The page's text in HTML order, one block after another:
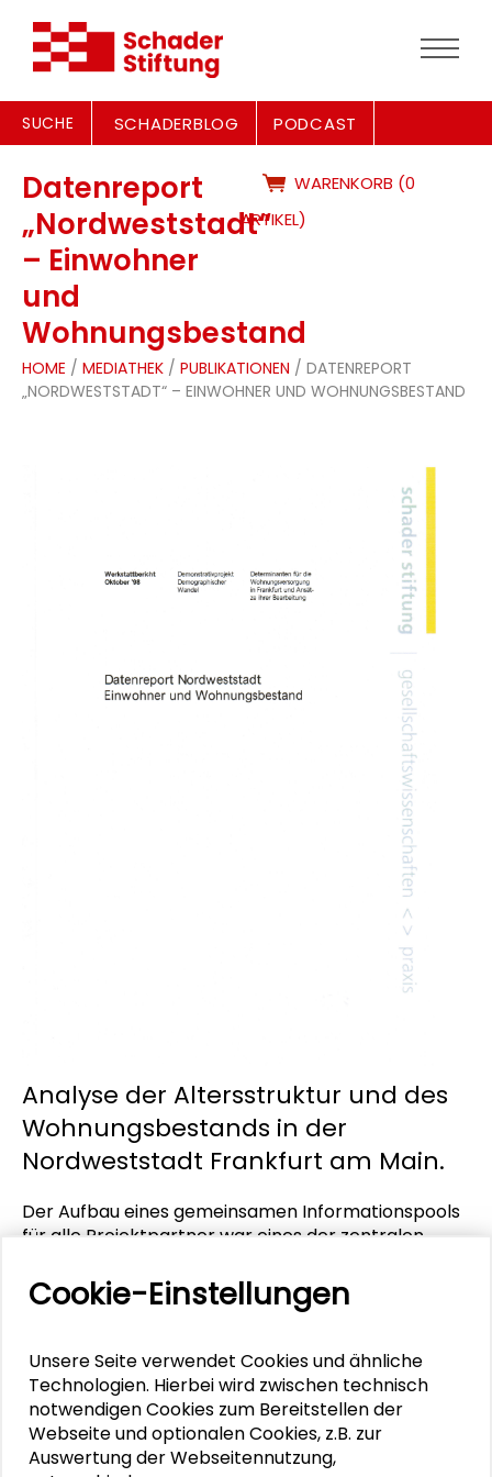
SUCHE SCHADERBLOG PODCAST
Datenreport
„Nordweststadt“
– Einwohner
und
Wohnungsbestand
WARENKORB (0
ARTIKEL)
HOME / MEDIATHEK / PUBLIKATIONEN / DATENREPORT
„NORDWESTSTADT“ – EINWOHNER UND WOHNUNGSBESTAND
Analyse der Altersstruktur und des
Wohnungsbestands in der
Nordweststadt Frankfurt am Main.
Der Aufbau eines gemeinsamen Informationspools
für alle Projektpartner war eines der zentralen
Demographischer Wandel. Dazu wurden die von
den Kooperationspartnern bereitgestellten
Wohnungsunternehmen – zusammengefaßt und in
Form eines Reports redaktionell aufbereitet. Dieser
Report enthält Daten zur Einwohnerschaft der
Nordweststadt, wie Altersstruktur, Ausländeranteil
und Sozialstruktur, Daten zum Wohnungsbestand in
Cookie-Einstellungen
Unsere Seite verwendet Cookies und ähnliche
Technologien. Hierbei wird zwischen technisch
notwendigen Cookies zum Bereitstellen der
Webseite und optionalen Cookies, z.B. zur
Auswertung der Webseitennutzung,